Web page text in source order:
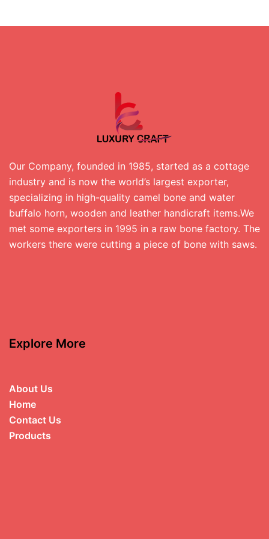
Our Company, founded in 1985, started as a cottage
industry and is now the world’s largest exporter,
specializing in high-quality camel bone and water
buffalo horn, wooden and leather handicraft items.We
met some exporters in 1995 in a raw bone factory. The
workers there were cutting a piece of bone with saws.
Explore More
About Us
Home
Contact Us
Products